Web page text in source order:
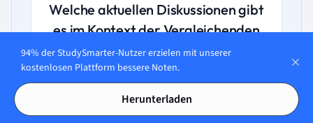
Welche aktuellen Diskussionen gibt
es im Kontext der Vergleichenden
Werbung?
vergleichende Werbung konzentriert sich
94% der StudySmarter-Nutzer erzielen mit unserer
kostenlosen Plattform bessere Noten.
Herunterladen